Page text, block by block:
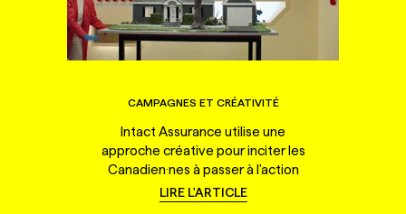
CAMPAGNES ET CRÉATIVITÉ
Intact Assurance utilise une
approche créative pour inciter les
Canadien·nes à passer à l'action
LIRE L'ARTICLE